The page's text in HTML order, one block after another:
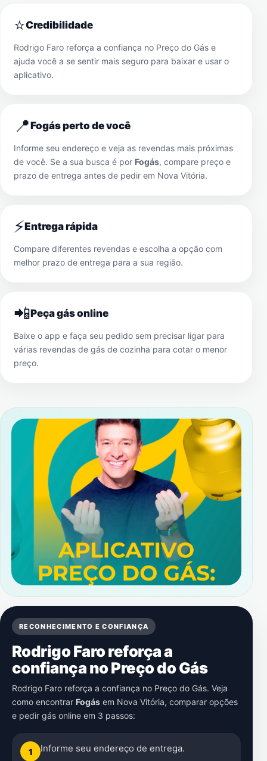
⭐Credibilidade
Rodrigo Faro reforça a confiança no Preço do Gás e
ajuda você a se sentir mais seguro para baixar e usar o
aplicativo.
📍Fogás perto de você
Informe seu endereço e veja as revendas mais próximas
de você. Se a sua busca é por Fogás, compare preço e
prazo de entrega antes de pedir em Nova Vitória.
⚡Entrega rápida
Compare diferentes revendas e escolha a opção com
melhor prazo de entrega para a sua região.
📲Peça gás online
Baixe o app e faça seu pedido sem precisar ligar para
várias revendas de gás de cozinha para cotar o menor
preço.
RECONHECIMENTO E CONFIANÇA
Rodrigo Faro reforça a
confiança no Preço do Gás
Rodrigo Faro reforça a confiança no Preço do Gás. Veja
como encontrar Fogás em Nova Vitória, comparar opções
e pedir gás online em 3 passos:
1 Informe seu endereço de entrega.